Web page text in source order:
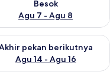
Besok
Agu 7 - Agu 8
ini Agu 7 - Agu 9
pekan berikutnya
Agu 14 - Agu 16
ketersediaan untuk